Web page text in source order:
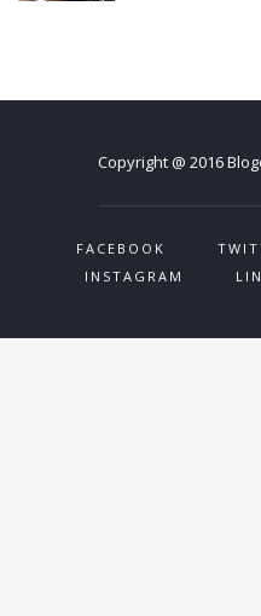
Copyright @ 2016
FACEBOOK
INSTAGRAM